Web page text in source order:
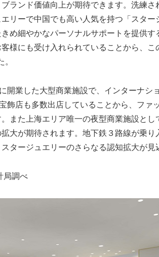
ランド価値向上が期待できます。洗練
リーで中国でも高い人気を持つ「スタ
め細やかなパーソナルサポートを提供
様にも受け入れられていることから、こ
開業した大型商業施設で、インターナシ
飾店も多数出店していることから、ファ
また上海エリア唯一の夜型商業施設と
大が期待されます。地下鉄３路線が乗
タージュエリーのさらなる認知拡大が見
局調べ